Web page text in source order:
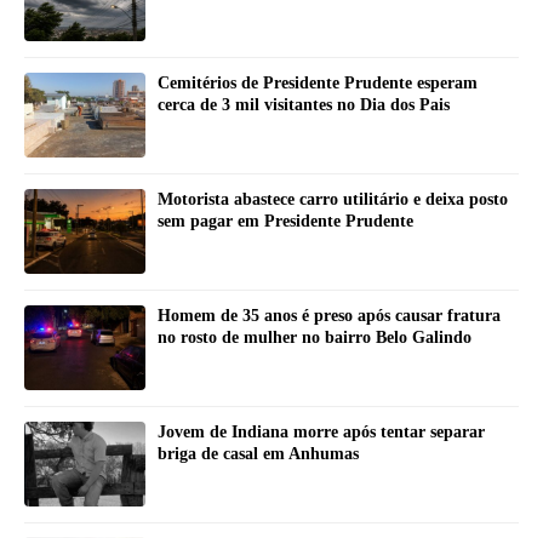
Cemitérios de Presidente Prudente esperam
cerca de 3 mil visitantes no Dia dos Pais
Motorista abastece carro utilitário e deixa posto
sem pagar em Presidente Prudente
Homem de 35 anos é preso após causar fratura
no rosto de mulher no bairro Belo Galindo
Jovem de Indiana morre após tentar separar
briga de casal em Anhumas